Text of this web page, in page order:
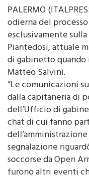
PALERMO
odierna del
esclusivamente
Piantedosi, attuale
di gabinetto
Matteo Salvini.
“Le comunicazioni
dalla capitaneria di
dell’Ufficio di
chat di cui fanno
segnalazione
soccorse da Open